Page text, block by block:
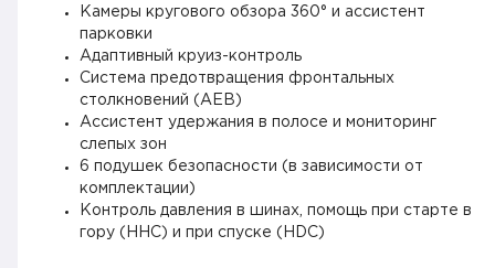
Камеры кругового обзора 360° и ассистент
парковки
Адаптивный круиз-контроль
Система предотвращения фронтальных
столкновений (AEB)
Ассистент удержания в полосе и мониторинг
слепых зон
6 подушек безопасности (в зависимости от
комплектации)
Контроль давления в шинах, помощь при старте в
гору (HHC) и при спуске (HDC)